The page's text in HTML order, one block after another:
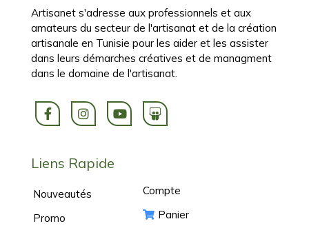
Artisanet s'adresse aux professionnels et aux
amateurs du secteur de l'artisanat et de la création
artisanale en Tunisie pour les aider et les assister
dans leurs démarches créatives et de managment
dans le domaine de l'artisanat.
Liens Rapide
Nouveautés
Promo
Compte
Panier